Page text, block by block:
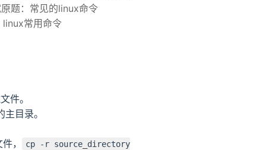
题：常见的linux命令
linux常用命令
件。
目录。
， cp -r source_directory